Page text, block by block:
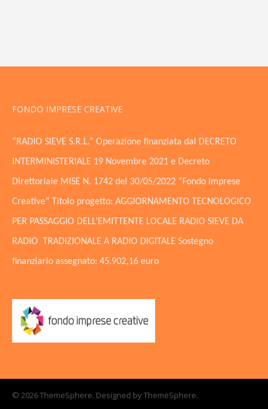
FONDO IMPRESE CREATIVE
“RADIO SIEVE S.R.L.” Operazione finanziata dal DECRETO
INTERMINISTERIALE 19 Novembre 2021 e Decreto
Direttoriale MISE N. 1742 del 30/05/2022 “Fondo Imprese
Creative” Titolo progetto: AGGIORNAMENTO TECNOLOGICO
PER PASSAGGIO DELL’EMITTENTE LOCALE RADIO SIEVE DA
RADIO TRADIZIONALE A RADIO DIGITALE Sostegno
finanziario assegnato: 45.902,16 euro
© 2026 ThemeSphere. Designed byThemeSphere.